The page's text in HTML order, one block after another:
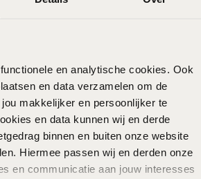
en analytische cookies. Ook
en data verzamelen om de
makkelijker en persoonlijker te
en data kunnen wij en derde
binnen en buiten onze website
Hiermee passen wij en derden onze
en communicatie aan jouw interesses
44.99
ook